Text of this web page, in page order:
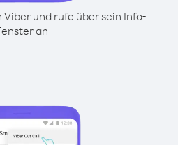
und rufe über sein Info-
an